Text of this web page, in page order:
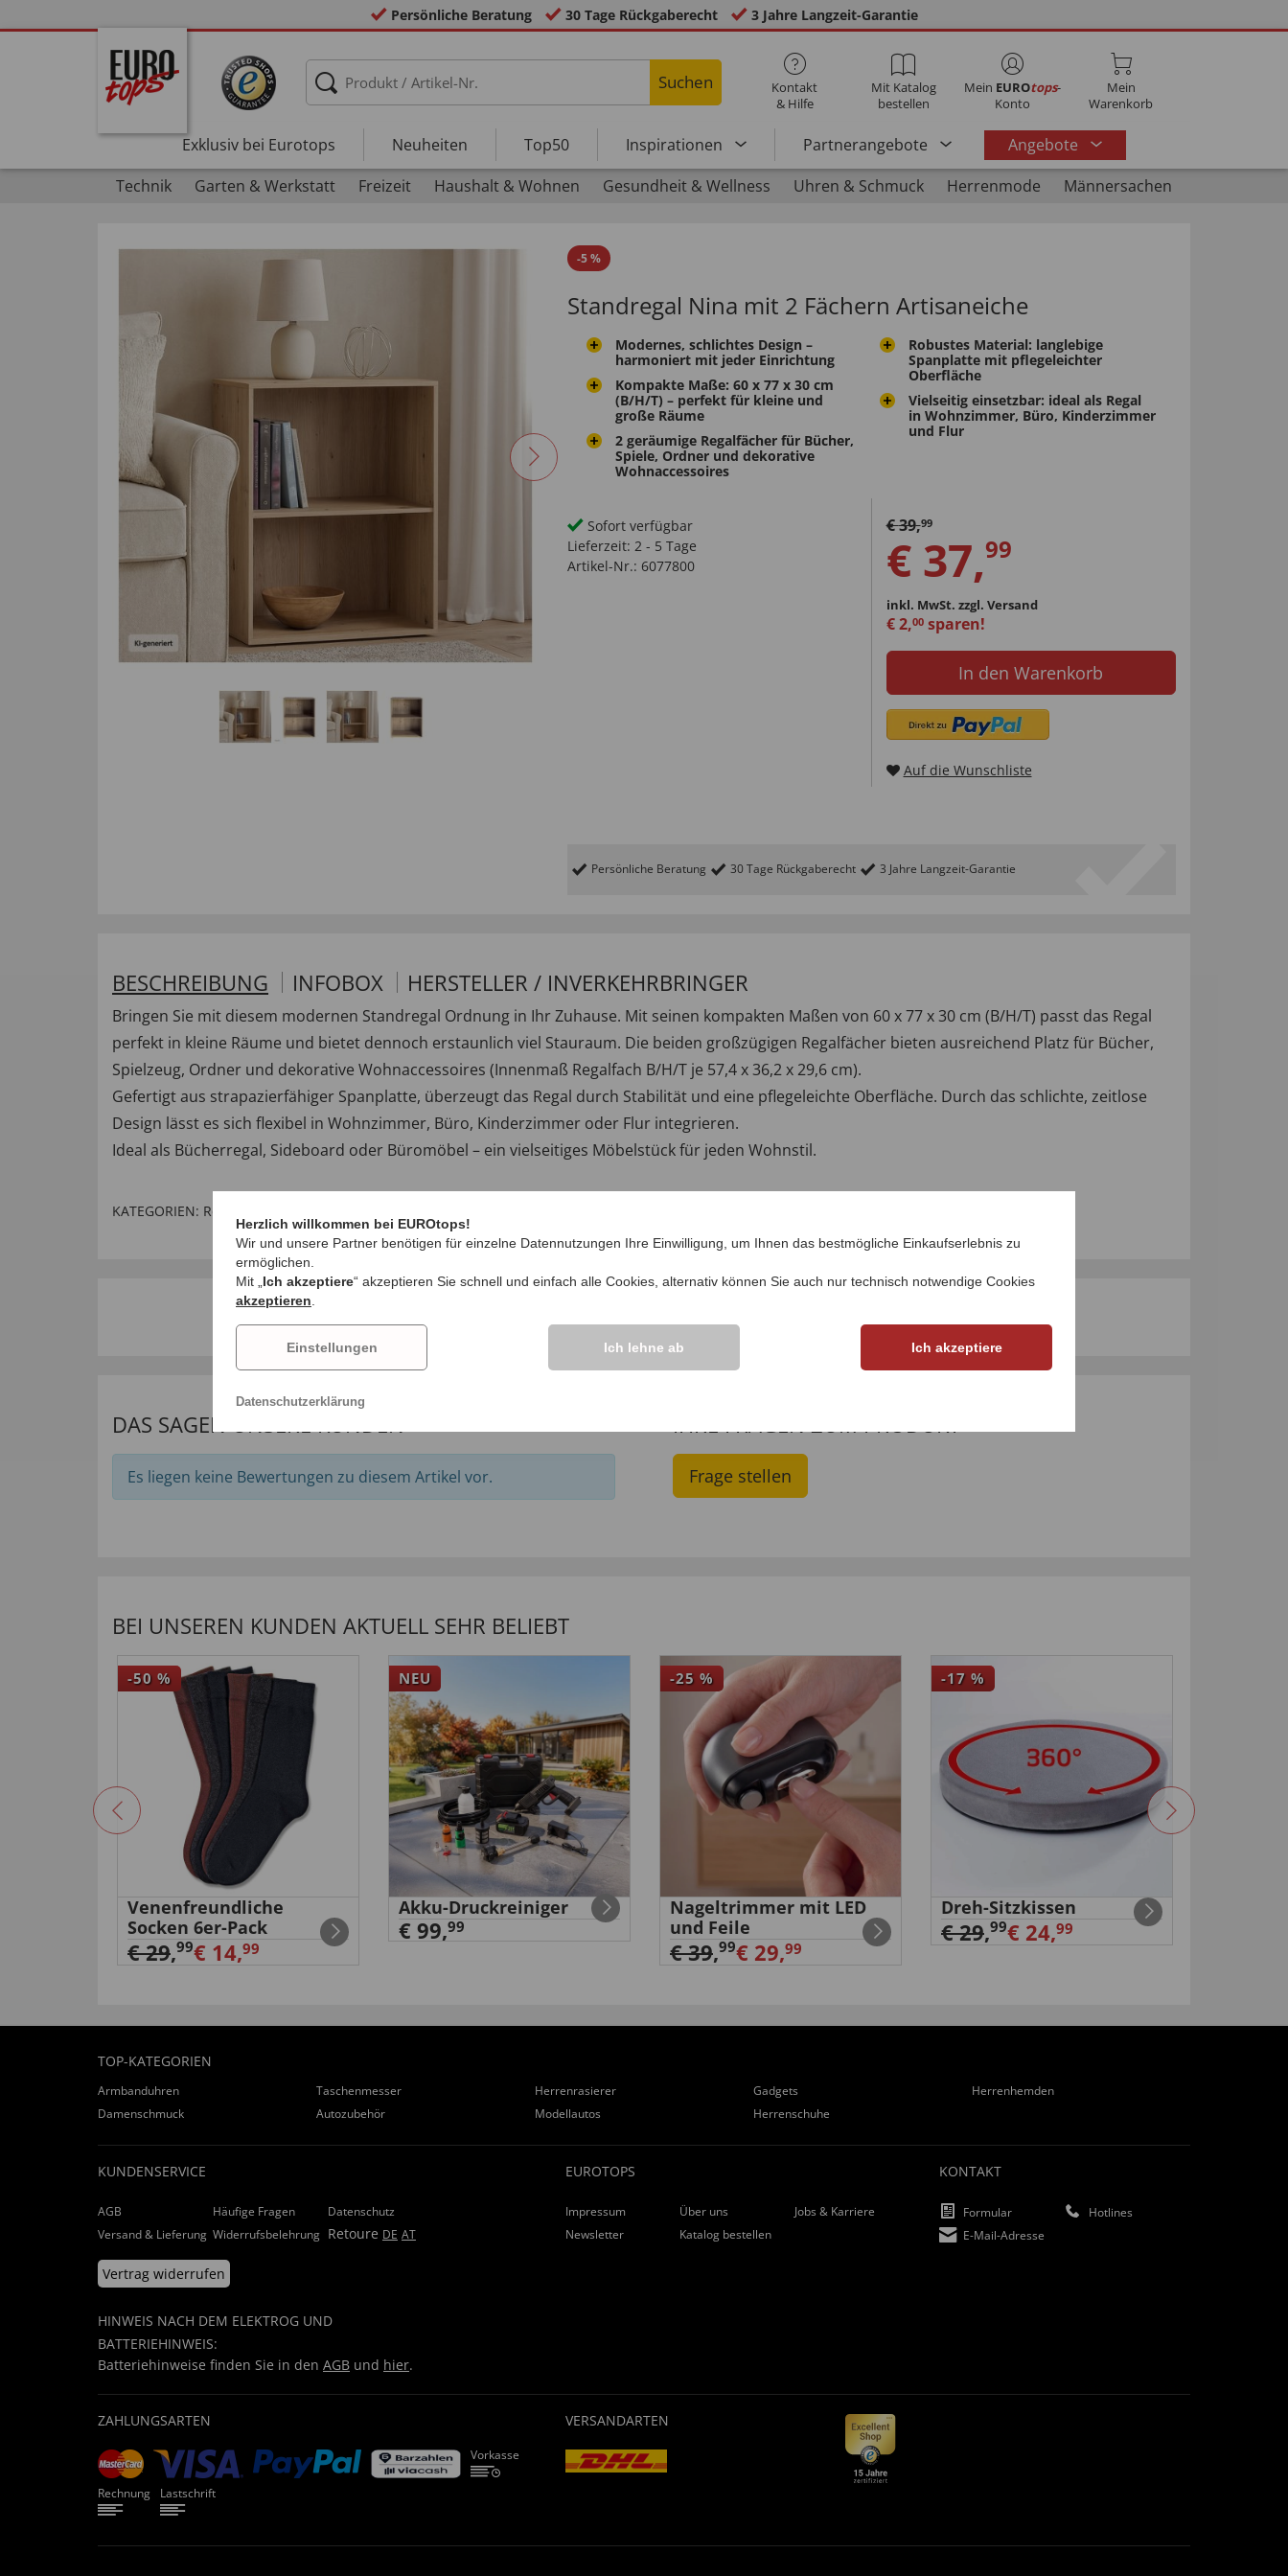
Persönliche Beratung 30 Tage Rückgaberecht 3 Jahre Langzeit-Garantie
Suchen
Kontakt
& Hilfe
Mit Katalog
bestellen
Mein EUROtops-
Konto
Mein
Warenkorb
Exklusiv bei Eurotops Neuheiten Top50 Inspirationen Partnerangebote
Angebote
Technik
Garten & Werkstatt Freizeit Haushalt & Wohnen Gesundheit & Wellness Uhren & Schmuck Herrenmode Männersachen
-5%
Standregal Nina mit 2 Fächern Artisaneiche
Modernes, schlichtes Design –
harmoniert mit jeder Einrichtung
Kompakte Maße: 60 x 77 x 30 cm
(B/H/T) – perfekt für kleine und
große Räume
2 geräumige Regalfächer für Bücher,
Spiele, Ordner und dekorative
Wohnaccessoires
Robustes Material: langlebige
Spanplatte mit pflegeleichter
Oberfläche
Vielseitig einsetzbar: ideal als Regal
in Wohnzimmer, Büro, Kinderzimmer
und Flur
Sofort verfügbar
Lieferzeit: 2 - 5 Tage
Artikel-Nr.: 6077800
€39,99
€ 37,99
inkl. MwSt. zzgl. Versand
€2,00sparen!
In den Warenkorb
Auf die Wunschliste
Persönliche Beratung 30 Tage Rückgaberecht 3 Jahre Langzeit-Garantie
BESCHREIBUNG INFOBOX HERSTELLER / INVERKEHRBRINGER
Bringen Sie mit diesem modernen Standregal Ordnung in Ihr Zuhause. Mit seinen kompakten Maßen von 60 x 77 x 30 cm (B/H/T) passt das Regal
perfekt in kleine Räume und bietet dennoch erstaunlich viel Stauraum. Die beiden großzügigen Regalfächer bieten ausreichend Platz für Bücher,
Spielzeug, Ordner und dekorative Wohnaccessoires (Innenmaß Regalfach B/H/T je 57,4 x 36,2 x 29,6 cm).
Gefertigt aus strapazierfähiger Spanplatte, überzeugt das Regal durch Stabilität und eine pflegeleichte Oberfläche. Durch das schlichte, zeitlose
Design lässt es sich flexibel in Wohnzimmer, Büro, Kinderzimmer oder Flur integrieren.
Ideal als Bücherregal, Sideboard oder Büromöbel – ein vielseitiges Möbelstück für jeden Wohnstil.
KATEGORIEN: Regale & Raumteiler
DAS SAGEN UNSERE KUNDEN
Es liegen keine Bewertungen zu diesem Artikel vor. Frage stellen
BEI UNSEREN KUNDEN AKTUELL SEHR BELIEBT
-50 %
Venenfreundliche
Socken 6er-Pack
€ 29,99€ 14,99
NEU
Akku-Druckreiniger
€ 99,99
-25 %
Nageltrimmer mit LED
und Feile
€ 39,99€ 29,99
-17 %
Dreh-Sitzkissen
€ 29,99€ 24,99
TOP-KATEGORIEN
Armbanduhren Taschenmesser Herrenrasierer Gadgets
Herrenhemden
Damenschmuck
Autozubehör Modellautos Herrenschuhe
KUNDENSERVICE
AGB Häufige Fragen
Datenschutz
Versand & Lieferung Widerrufsbelehrung Retoure DE AT
Vertrag widerrufen
HINWEIS NACH DEM ELEKTROG UND
BATTERIEHINWEIS:
Batteriehinweise finden Sie in den AGB und hier.
EUROTOPS
Impressum Über uns
Jobs & Karriere
Newsletter
Katalog bestellen
KONTAKT
Formular
Hotlines
E-Mail-Adresse
ZAHLUNGSARTEN
Vorkasse
Rechnung Lastschrift
VERSANDARTEN
Herzlich willkommen bei EUROtops!
Wir und unsere Partner benötigen für einzelne Datennutzungen Ihre Einwilligung, um Ihnen das bestmögliche Einkaufserlebnis zu
ermöglichen.
Mit „ Ich akzeptiere“ akzeptieren Sie schnell und einfach alle Cookies, alternativ können Sie auch nur technisch notwendige Cookies
akzeptieren
Einstellungen Ich lehne ab Ich akzeptiere
Datenschutzerklärung